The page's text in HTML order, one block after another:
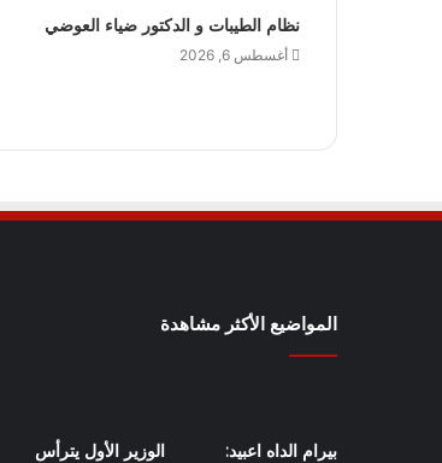
نظام الطيبات و الدكتور ضياء العوضي
أغسطس 6, 2026
المواضيع الأكثر مشاهدة
بيرام الداه اعبيد:
الوزير الأول يترأس